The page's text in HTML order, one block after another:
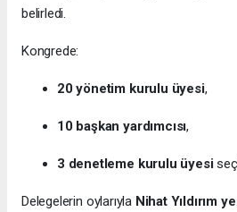
belirledi.
Kongrede:
20 yönetim kurulu üyesi,
10 başkan yardımcısı,
3 denetleme kurulu üyesi
Delegelerin oylarıyla Nihat Yıldırım